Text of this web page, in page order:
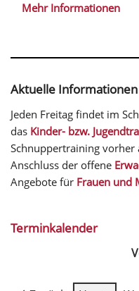
Mehr Informationen
Aktuelle Informationen
Jeden Freitag findet im
das Kinder- bzw.
Schnuppertraining
Anschluss der offene
Angebote für Frauen und
Terminkalender